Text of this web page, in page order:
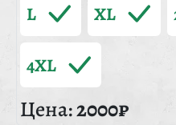
L XL
4XL
Цена:2000₽